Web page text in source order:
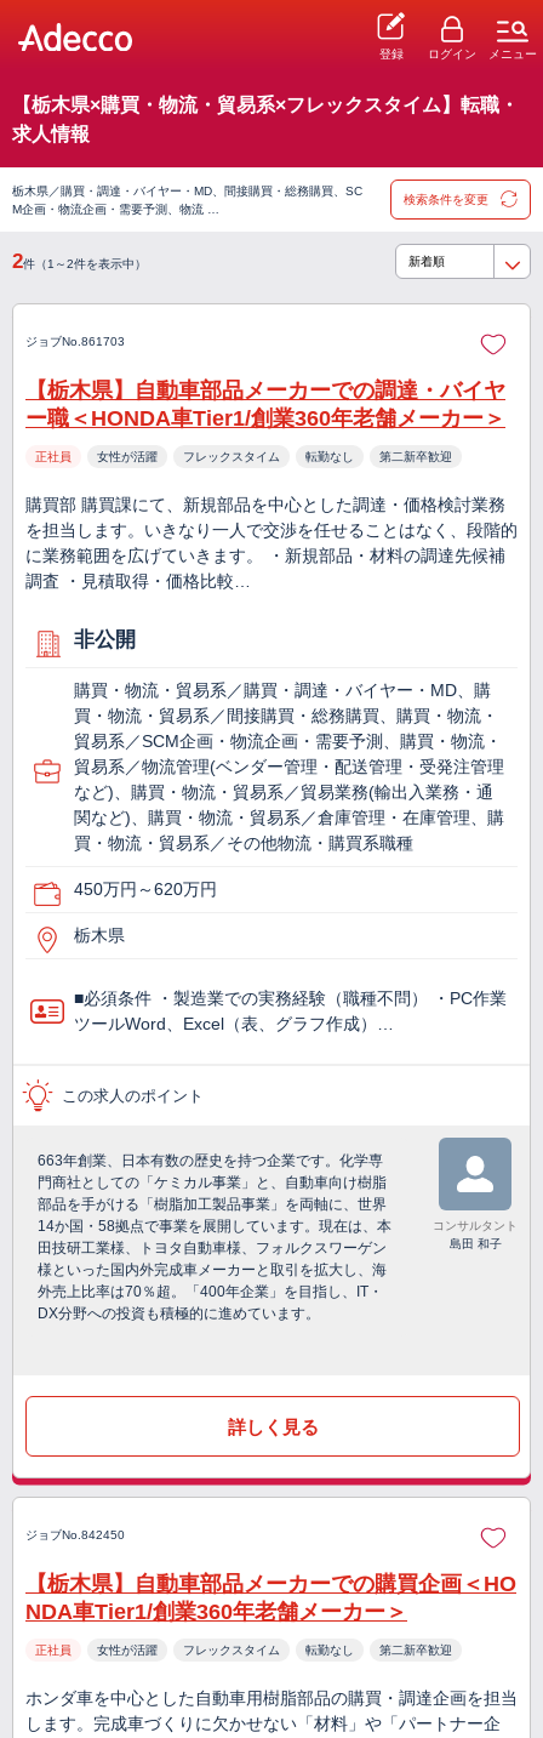
登録 ログイン メニュー
【栃木県×購買・物流・貿易系×フレックスタイム】転職・
求人情報
栃木県／購買・調達・バイヤー・MD、間接購買・総務購買、SC
M企画・物流企画・需要予測、物流 …
検索条件を変更
2件（1～2件を表示中）
ジョブNo.861703
【栃木県】自動車部品メーカーでの調達・バイヤ
ー職＜HONDA車Tier1/創業360年老舗メーカー＞
正社員 女性が活躍 フレックスタイム 転勤なし 第二新卒歓迎
購買部 購買課にて、新規部品を中心とした調達・価格検討業務
を担当します。いきなり一人で交渉を任せることはなく、段階的
に業務範囲を広げていきます。 ・新規部品・材料の調達先候補
調査 ・見積取得・価格比較…
非公開
購買・物流・貿易系／購買・調達・バイヤー・MD、購
買・物流・貿易系／間接購買・総務購買、購買・物流・
貿易系／SCM企画・物流企画・需要予測、購買・物流・
貿易系／物流管理(ベンダー管理・配送管理・受発注管理
など)、購買・物流・貿易系／貿易業務(輸出入業務・通
関など)、購買・物流・貿易系／倉庫管理・在庫管理、購
買・物流・貿易系／その他物流・購買系職種
450万円～620万円
栃木県
■必須条件 ・製造業での実務経験（職種不問） ・PC作業
ツールWord、Excel（表、グラフ作成）…
この求人のポイント
663年創業、日本有数の歴史を持つ企業です。化学専
門商社としての「ケミカル事業」と、自動車向け樹脂
部品を手がける「樹脂加工製品事業」を両軸に、世界
14か国・58拠点で事業を展開しています。現在は、本
田技研工業様、トヨタ自動車様、フォルクスワーゲン
様といった国内外完成車メーカーと取引を拡大し、海
外売上比率は70％超。「400年企業」を目指し、IT・
DX分野への投資も積極的に進めています。
コンサルタント
島田 和子
詳しく見る
ジョブNo.842450
【栃木県】自動車部品メーカーでの購買企画＜HO
NDA車Tier1/創業360年老舗メーカー＞
正社員 女性が活躍 フレックスタイム 転勤なし 第二新卒歓迎
ホンダ車を中心とした自動車用樹脂部品の購買・調達企画を担当
します。完成車づくりに欠かせない「材料」や「パートナー企